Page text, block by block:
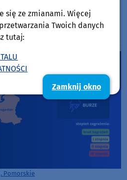
Świeckiej w Tucholi
plan filmowy (FOTO,
Pomorskie
się ze zmianami. Więcej
Twoich danych
tutaj:
Zamknij okno